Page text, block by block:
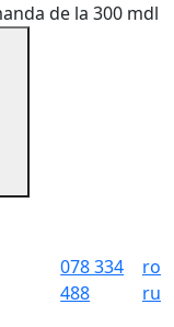
de la 300 mdl
078 334
488
ro
ru